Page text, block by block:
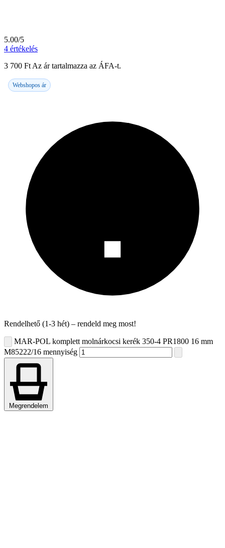
5.00/5
4 értékelés
3 700 Ft Az ár tartalmazza az ÁFA-t.
Webshopos ár
Rendelhető (1-3 hét) – rendeld meg most!
MAR-POL komplett molnárkocsi kerék 350-4 PR1800 16 mm
M85222/16 mennyiség
Megrendelem